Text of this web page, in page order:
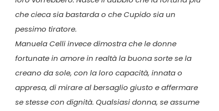
che cieca sia bastarda o che Cupido sia un
pessimo tiratore.
Manuela Celli invece dimostra che le donne
fortunate in amore in realtà la buona sorte se la
creano da sole, con la loro capacità, innata o
appresa, di mirare al bersaglio giusto e affermare
se stesse con dignità. Qualsiasi donna, se assume